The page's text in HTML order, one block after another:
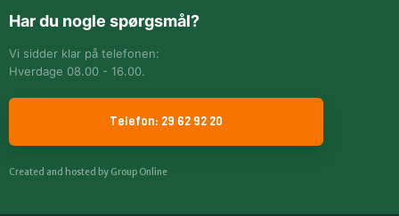
Har du nogle spørgsmål?
Vi sidder klar på telefonen:
Hverdage 08.00 - 16.00.
Telefon: 29 62 92 20
Created and hosted by Group Online